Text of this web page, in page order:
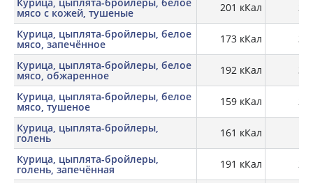
мясо с кожей, тушеные 201 кКал
Курица, цыплята-бройлеры, белое
мясо, запечённое 173 кКал
Курица, цыплята-бройлеры, белое
мясо, обжаренное 192 кКал
Курица, цыплята-бройлеры, белое
мясо, тушеное 159 кКал
Курица, цыплята-бройлеры,
голень 161 кКал
Курица, цыплята-бройлеры,
голень, запечённая 191 кКал